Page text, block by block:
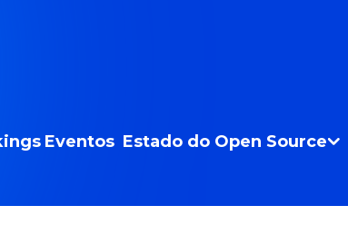
Eventos Estado do Open Source